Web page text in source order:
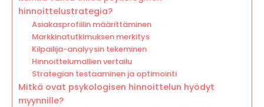
hinnoittelustrategia?
Asiakasprofiilin määrittäminen
Markkinatutkimuksen merkitys
Kilpailija-analyysin tekeminen
Hinnoittelumallien vertailu
Strategian testaaminen ja optimointi
Mitkä ovat psykologisen hinnoittelun hyödyt
myynnille?